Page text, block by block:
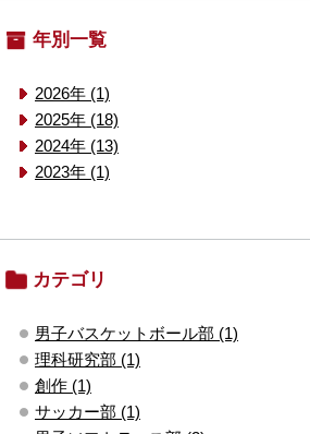
年別一覧
2026年 (1)
2025年 (18)
2024年 (13)
2023年 (1)
カテゴリ
男子バスケットボール部 (1)
理科研究部 (1)
創作 (1)
サッカー部 (1)